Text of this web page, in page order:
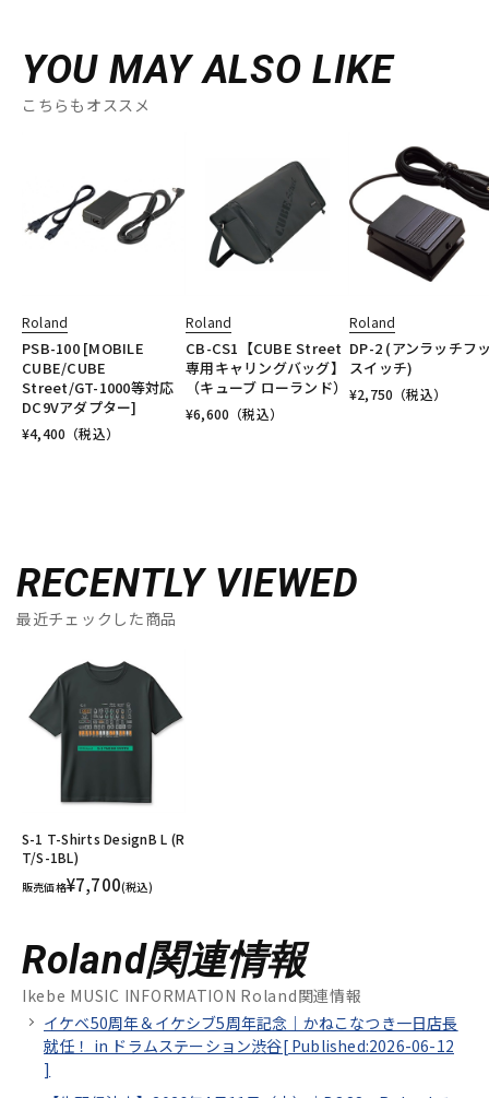
YOU MAY ALSO LIKE
こちらもオススメ
Roland
PSB-100 [MOBILE
CUBE/CUBE
Street/GT-1000等対応
DC9Vアダプター]
¥4,400 （税込）
Roland
CB-CS1【CUBE Street
専用キャリングバッグ】
（キューブ ローランド）
¥6,600 （税込）
Roland
DP-2 (アンラッチフ
スイッチ)
¥2,750 （税込）
RECENTLY VIEWED
最近チェックした商品
S-1 T-Shirts DesignB L (R
T/S-1BL)
販売価格¥7,700(税込)
Roland関連情報
Ikebe MUSIC INFORMATION Roland関連情報
イケベ50周年＆イケシブ5周年記念｜かねこなつき一日店長
就任！ in ドラムステーション渋谷[ Published:2026-06-12
]